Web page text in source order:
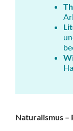
Naturalismus –